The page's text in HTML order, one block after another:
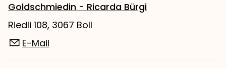
Goldschmiedin - Ricarda Bürgi
Riedli 108, 3067 Boll
E-Mail